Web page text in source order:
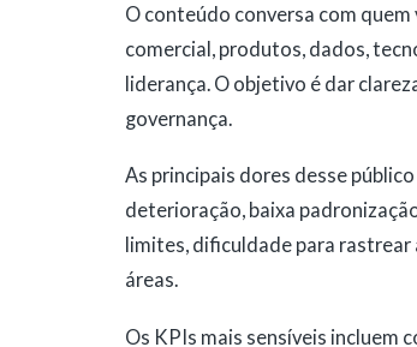
O conteúdo conversa com
comercial, produtos, dados,
liderança. O objetivo é dar
governança.
As principais dores desse
deterioração, baixa
limites, dificuldade para
áreas.
Os KPIs mais sensíveis incluem